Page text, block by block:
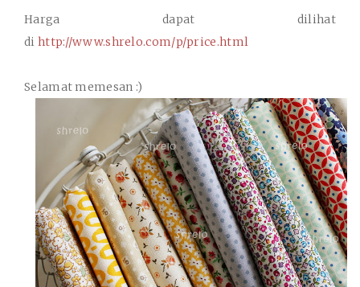
Harga dapat dilihat
di http://www.shrelo.com/p/price.html
Selamat memesan :)